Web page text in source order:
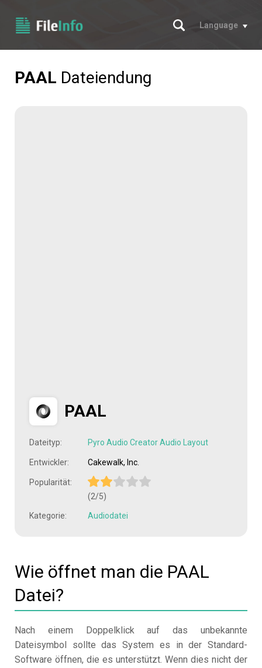
Suche
Language
PAAL Dateiendung
PAAL
Dateityp: Pyro Audio Creator Audio Layout
Entwickler: Cakewalk, Inc.
Popularität:
(2/5)
Kategorie: Audiodatei
Wie öffnet man die PAAL
Datei?
Nach einem Doppelklick auf das unbekannte
Dateisymbol sollte das System es in der Standard-
Software öffnen, die es unterstützt. Wenn dies nicht der